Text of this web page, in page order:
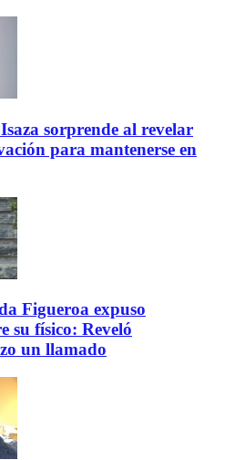
sorprende al revelar
para mantenerse en
Figueroa expuso
su físico: Reveló
un llamado